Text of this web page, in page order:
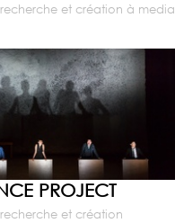
et création à media
PROJECT
et création